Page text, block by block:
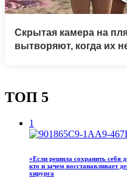
Скрытая камера на
вытворяют, когда их
ТОП 5
1
«Если решила сохранить себя
кто и зачем восстанавливает
хирурга